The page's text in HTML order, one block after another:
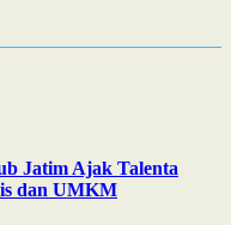
Jatim Ajak Talenta
dan UMKM